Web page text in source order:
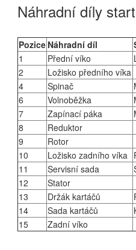
Náhradní díly
Pozice Náhradní díl
1
Přední víko
2
Ložisko předního víka
4
Spinač
6
Volnoběžka
7
Zapínací páka
8
Reduktor
9
Rotor
10
Ložisko zadního víka
11
Servisní sada
12
Stator
13
Držák kartáčů
14
Sada kartáčů
15
Zadní víko